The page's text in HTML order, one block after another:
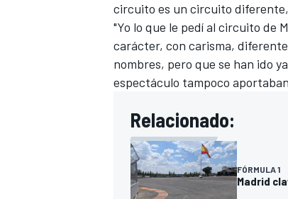
circuito es un circuito
"Yo lo que le pedí al circuito de
carácter, con carisma,
nombres, pero que se han ido
espectáculo tampoco
Relacionado:
FÓRMULA 1
Madrid